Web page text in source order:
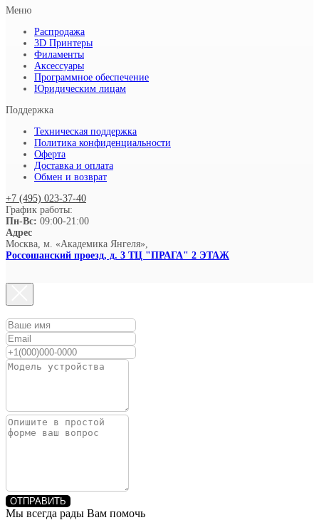
Меню
Распродажа
3D Принтеры
Филаменты
Аксессуары
Программное обеспечение
Юридическим лицам
Поддержка
Техническая поддержка
Политика конфиденциальности
Оферта
Доставка и оплата
Обмен и возврат
+7 (495) 023-37-40
График работы:
Пн-Вс: 09:00-21:00
Адрес
Москва, м. «Академика Янгеля»,
Россошанский проезд, д. 3 ТЦ "ПРАГА" 2 ЭТАЖ
ОТПРАВИТЬ
Мы всегда рады Вам помочь